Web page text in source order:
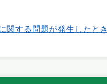
関する問題が発生したとき